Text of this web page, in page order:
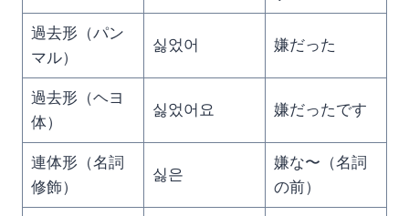
過去形（パン
マル）
싫었어 嫌だった
過去形（ヘヨ
体）
싫었어요 嫌だったです
連体形（名詞
修飾）
싫은
嫌な〜（名詞
の前）